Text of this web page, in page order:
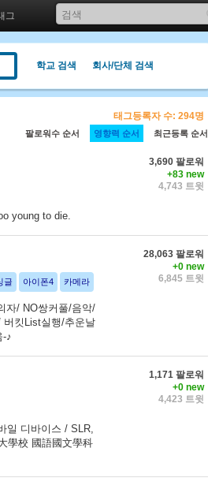
그
학교 검색 회사/단체 검색
태그등록자 수: 294명
팔로워수 순서 영향력 순서 최근등록 순서
3,690 팔로워
+83 new
4,743 트윗
young to die.
28,063 팔로워
+0 new
6,845 트윗
글 아이폰4 카메라
자/ NO쌍커풀/음악/
킷List실행/추운날
-♪
1,171 팔로워
+0 new
4,423 트윗
일 디바이스 / SLR,
學校 國語國文學科